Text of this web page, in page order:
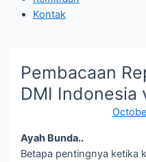
Kontak
Pembacaan
DMI Indonesia
Ayah Bunda..
Betapa pentingnya ketika